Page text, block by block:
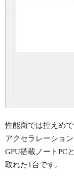
性能面では控えめ
アクセラレーショ
GPU搭載ノートPC
取れた1台です。